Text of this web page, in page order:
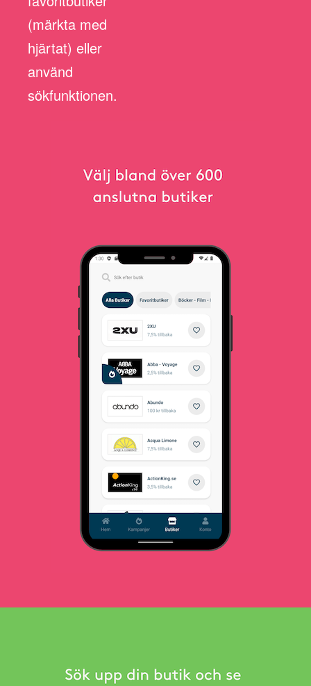
(märkta med
hjärtat) eller
använd
sökfunktionen.